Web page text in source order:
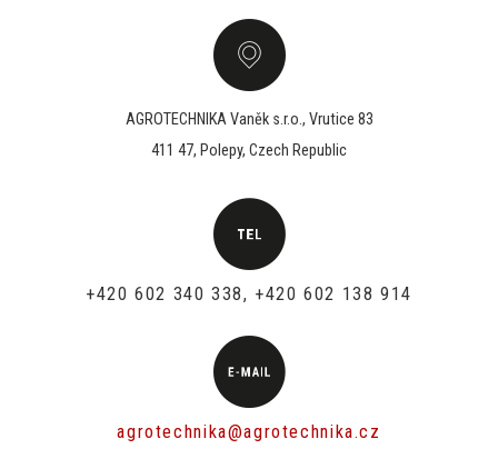
AGROTECHNIKA Vaněk s.r.o., Vrutice 83
411 47, Polepy, Czech Republic
+420 602 340 338, +420 602 138 914
agrotechnika@agrotechnika.cz